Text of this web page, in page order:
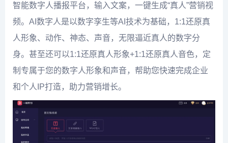
智能数字人播报平台，输入文案，一键生成“真人”营销视
频。AI数字人是以数字孪生等AI技术为基础，1:1还原真
人形象、动作、神态、声音，无限逼近真人的数字分
身。甚至还可以1:1还原真人形象+1:1还原真人音色，定
制专属于您的数字人形象和声音，帮助您快速完成企业
和个人IP打造，助力营销增长。